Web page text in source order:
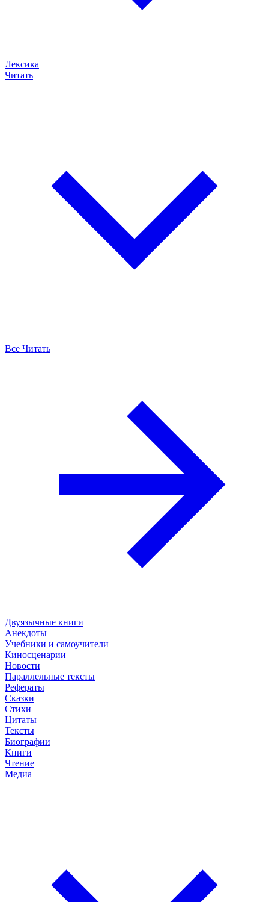
Лексика
Читать
Все Читать
Двуязычные книги
Анекдоты
Учебники и самоучители
Киносценарии
Новости
Параллельные тексты
Рефераты
Сказки
Стихи
Цитаты
Тексты
Биографии
Книги
Чтение
Медиа